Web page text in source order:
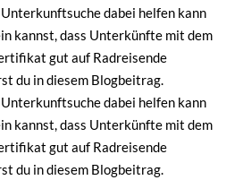
dabei helfen kann
kannst, dass Unterkünfte mit dem
gut auf Radreisende
du in diesem Blogbeitrag.
dabei helfen kann
kannst, dass Unterkünfte mit dem
gut auf Radreisende
du in diesem Blogbeitrag.